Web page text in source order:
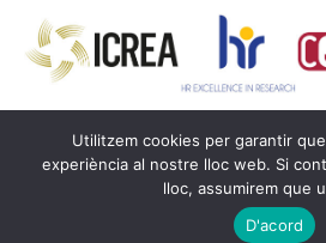
Plaça d’en Rovellat, s/n, 43003
Teléfono: 977 24 91 33 ·
Aviso legal·Política
PADICAT
Utilitzem cookies per garantir
experiència al nostre lloc web. Si
lloc, assumirem que
D'acord